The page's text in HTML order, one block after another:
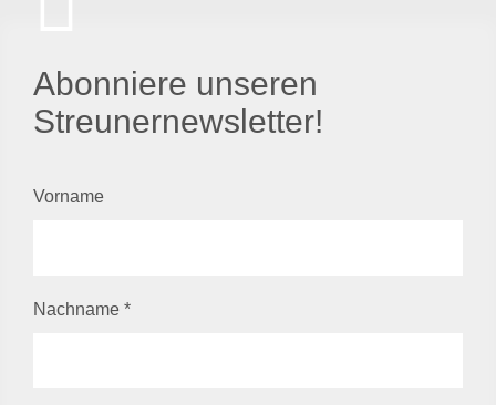
Abonniere unseren
Streunernewsletter!
Vorname
Nachname *